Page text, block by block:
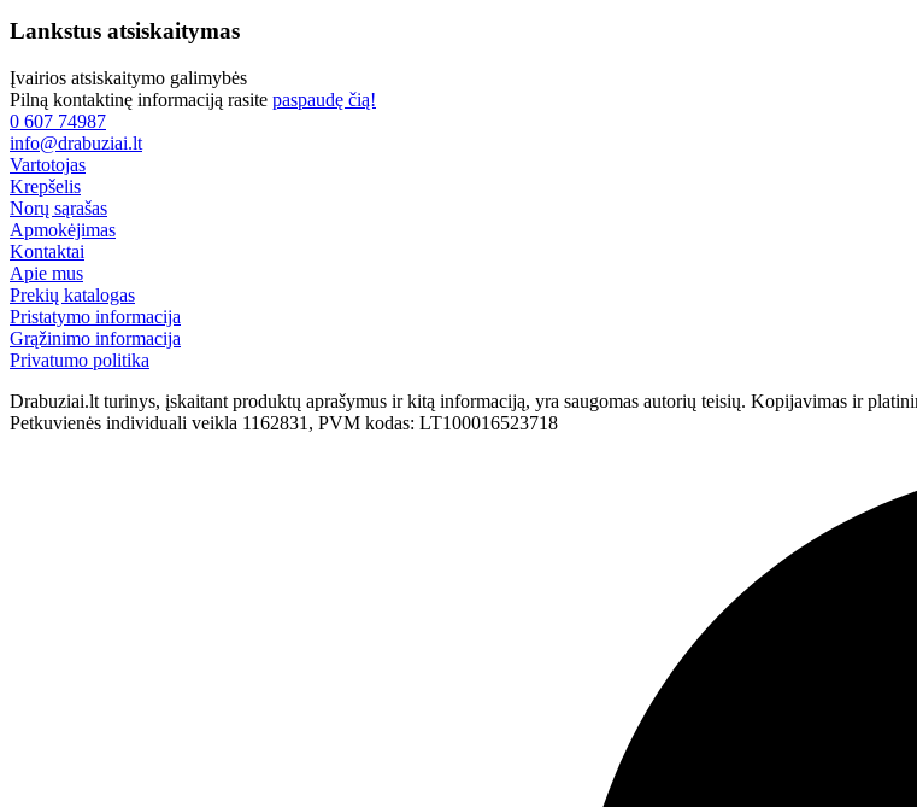
Lankstus atsiskaitymas
Įvairios atsiskaitymo galimybės
Pilną kontaktinę informaciją rasite paspaudę čią!
0 607 74987
info@drabuziai.lt
Vartotojas
Krepšelis
Norų sąrašas
Apmokėjimas
Kontaktai
Apie mus
Prekių katalogas
Pristatymo informacija
Grąžinimo informacija
Privatumo politika
Drabuziai.lt turinys, įskaitant produktų aprašymus ir kitą informaciją, yra saugomas autorių teisių. Kopijavimas ir
Petkuvienės individuali veikla 1162831, PVM kodas: LT100016523718